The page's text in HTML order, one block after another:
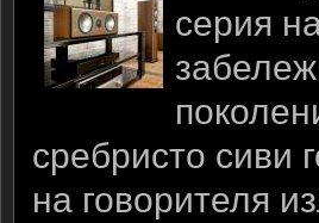
серия
сребристо сиви
на говорителя